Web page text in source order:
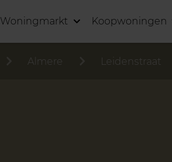
Woningmarkt Koopwoningen
Almere Leidenstraat